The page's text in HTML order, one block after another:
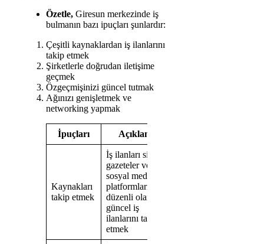
Özetle, Giresun merkezinde iş
bulmanın bazı ipuçları şunlardır:
Çeşitli kaynaklardan iş ilanlarını
takip etmek
Şirketlerle doğrudan iletişime
geçmek
Özgeçmişinizi güncel tutmak
Ağınızı genişletmek ve
networking yapmak
İpuçları Açıklama
Kaynakları
takip etmek
İş ilanları siteleri,
gazeteler ve
sosyal medya
platformlarından
düzenli olarak
güncel iş
ilanlarını takip
etmek